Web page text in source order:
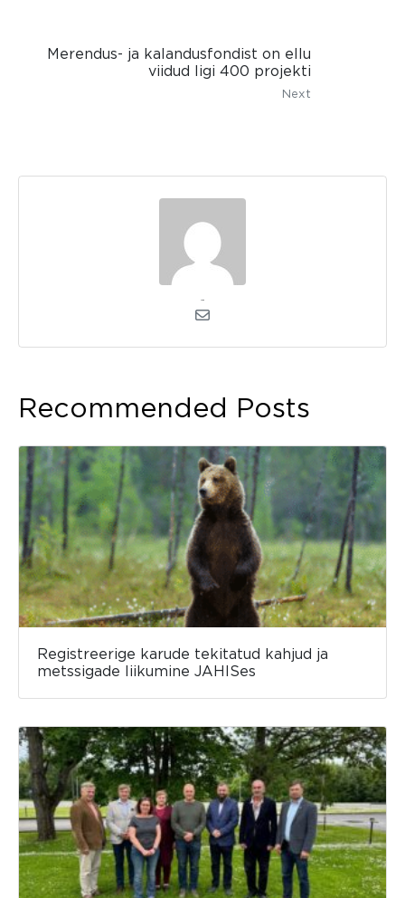
Merendus- ja kalandusfondist on ellu
viidud ligi 400 projekti
Next
Recommended Posts
Registreerige karude tekitatud kahjud ja
metssigade liikumine JAHISes